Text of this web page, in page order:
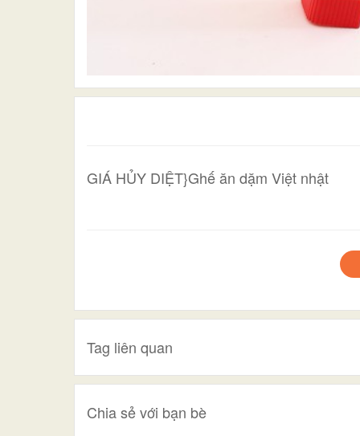
GIÁ HỦY DIỆT}Ghế ăn dặm Việt nhật
Tag liên quan
Chia sẻ với bạn bè